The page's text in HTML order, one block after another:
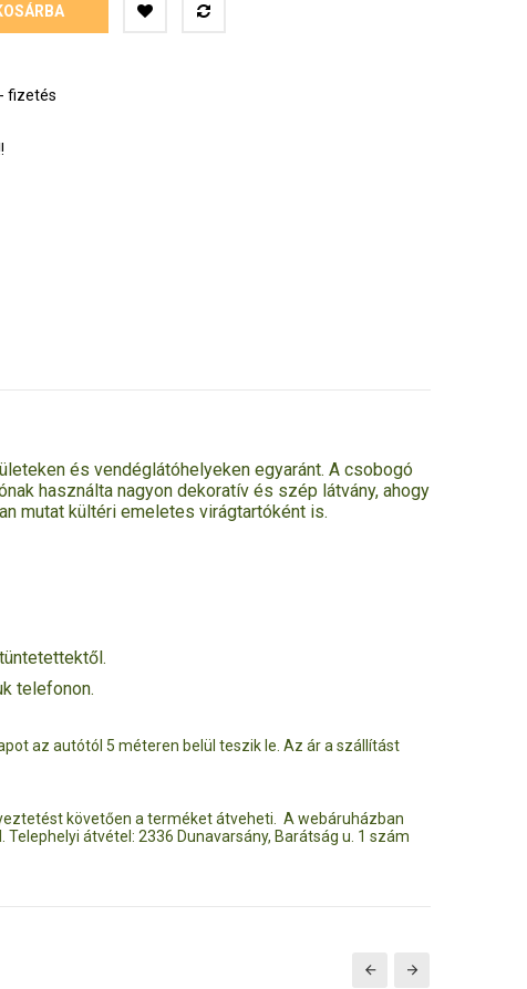
fizetés
és vendéglátóhelyeken egyaránt. A csobogó
használta nagyon dekoratív és szép látvány, ahogy
mutat kültéri emeletes virágtartóként is.
telefonon.
az autótól 5 méteren belül teszik le. Az ár a szállítást
követően a terméket átveheti. A webáruházban
átvétel: 2336 Dunavarsány, Barátság u. 1 szám